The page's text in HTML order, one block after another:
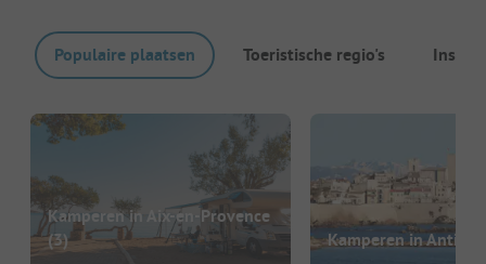
Populaire plaatsen Toeristische regio's
Kamperen in Aix-en-Provence
(3)
Kamperen in Antibes